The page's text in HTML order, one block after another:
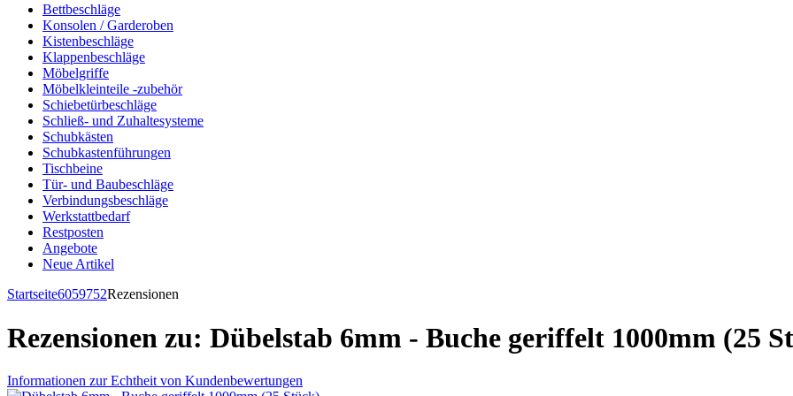
Bettbeschläge
Konsolen / Garderoben
Kistenbeschläge
Klappenbeschläge
Möbelgriffe
Möbelkleinteile -zubehör
Schiebetürbeschläge
Schließ- und Zuhaltesysteme
Schubkästen
Schubkastenführungen
Tischbeine
Tür- und Baubeschläge
Verbindungsbeschläge
Werkstattbedarf
Restposten
Angebote
Neue Artikel
Startseite6059752Rezensionen
Rezensionen zu: Dübelstab 6mm - Buche geriffelt 1000mm (25
Informationen zur Echtheit von Kundenbewertungen